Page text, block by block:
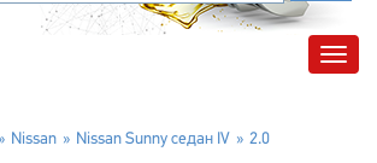
Nissan Nissan Sunny седан IV 2.0